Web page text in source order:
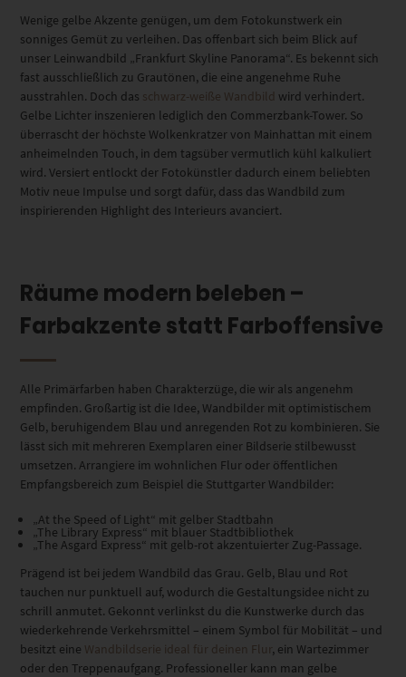
Wenige gelbe Akzente genügen, um dem Fotokunstwerk ein
sonniges Gemüt zu verleihen. Das offenbart sich beim Blick auf
unser Leinwandbild „Frankfurt Skyline Panorama“. Es bekennt sich
fast ausschließlich zu Grautönen, die eine angenehme Ruhe
ausstrahlen. Doch das schwarz-weiße Wandbild wird verhindert.
Gelbe Lichter inszenieren lediglich den Commerzbank-Tower. So
überrascht der höchste Wolkenkratzer von Mainhattan mit einem
anheimelnden Touch, in dem tagsüber vermutlich kühl kalkuliert
wird. Versiert entlockt der Fotokünstler dadurch einem beliebten
Motiv neue Impulse und sorgt dafür, dass das Wandbild zum
inspirierenden Highlight des Interieurs avanciert.
Räume modern beleben –
Farbakzente statt Farboffensive
Alle Primärfarben haben Charakterzüge, die wir als angenehm
empfinden. Großartig ist die Idee, Wandbilder mit optimistischem
Gelb, beruhigendem Blau und anregenden Rot zu kombinieren. Sie
lässt sich mit mehreren Exemplaren einer Bildserie stilbewusst
umsetzen. Arrangiere im wohnlichen Flur oder öffentlichen
Empfangsbereich zum Beispiel die Stuttgarter Wandbilder:
„At the Speed of Light“ mit gelber Stadtbahn
„The Library Express“ mit blauer Stadtbibliothek
„The Asgard Express“ mit gelb-rot akzentuierter Zug-Passage.
Prägend ist bei jedem Wandbild das Grau. Gelb, Blau und Rot
tauchen nur punktuell auf, wodurch die Gestaltungsidee nicht zu
schrill anmutet. Gekonnt verlinkst du die Kunstwerke durch das
wiederkehrende Verkehrsmittel – einem Symbol für Mobilität – und
besitzt eine Wandbildserie ideal für deinen Flur, ein Wartezimmer
oder den Treppenaufgang. Professioneller kann man gelbe